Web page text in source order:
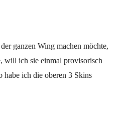
ganzen Wing machen möchte,
will ich sie einmal provisorisch
habe ich die oberen 3 Skins